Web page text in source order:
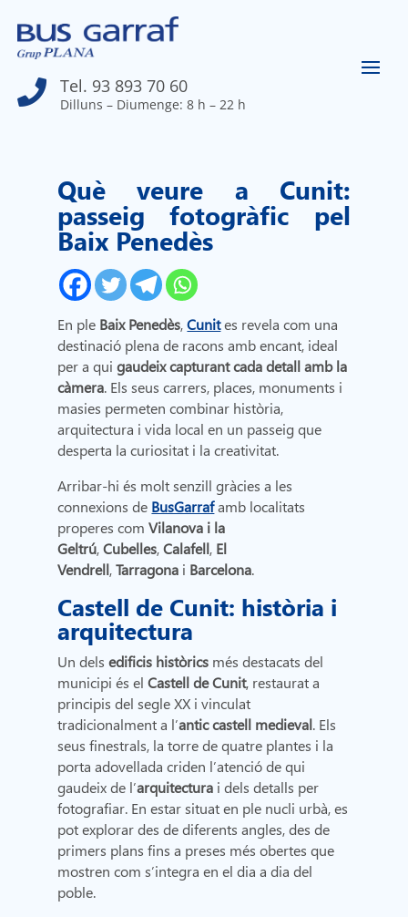
 Tel. 93 893 70 60
Dilluns – Diumenge: 8 h – 22 h
Què veure a Cunit:
passeig fotogràfic pel
Baix Penedès
En ple Baix Penedès,Cunites revela com una
destinació plena de racons amb encant, ideal
per a quigaudeix capturant cada detall amb la
càmera. Els seus carrers, places, monuments i
masies permeten combinar història,
arquitectura i vida local en un passeig que
desperta la curiositat i la creativitat.
Arribar-hi és molt senzill gràcies a les
connexions de BusGarrafamb localitats
properes comVilanova i la
Geltrú,Cubelles,Calafell, El
Vendrell,Tarragona i Barcelona.
Castell de Cunit: història i
arquitectura
Un delsedificis històrics més destacats del
municipi és elCastell de Cunit, restaurat a
principis del segle XX i vinculat
tradicionalment a l’antic castell medieval. Els
seus finestrals, la torre de quatre plantes i la
porta adovellada criden l’atenció de qui
gaudeix de l’arquitectura i dels detalls per
fotografiar. En estar situat en ple nucli urbà, es
pot explorar des de diferents angles, des de
primers plans fins a preses més obertes que
mostren com s’integra en el dia a dia del
poble.